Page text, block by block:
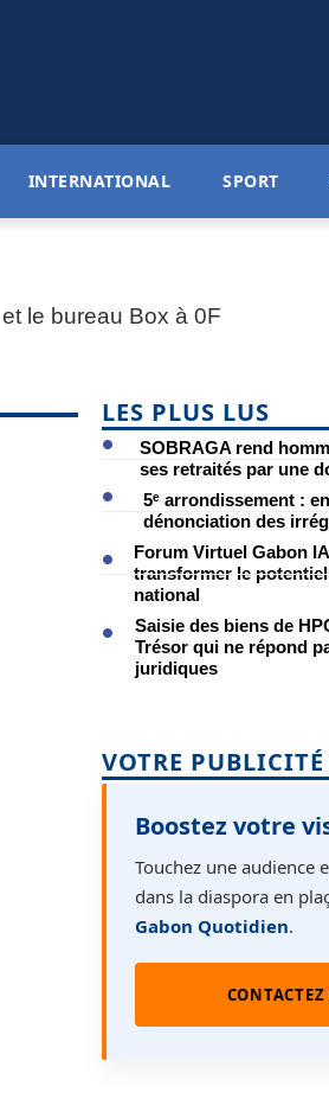
INTERNATIONAL SPORT
LES PLUS LUS
SOBRAGA rend
ses retraités par une
5ᵉ arrondissement :
dénonciation des
Forum Virtuel Gabon
transformer le
national
Saisie des biens de
Trésor qui ne répond
juridiques
VOTRE
Boostez votre
Touchez une audience
dans la diaspora en
Gabon Quotidien.